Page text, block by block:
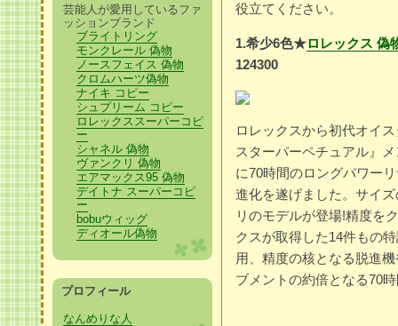
役立てください。
1.希少6色★ロレックス 偽
124300
ロレックスから初代オイ
スターパーペチュア­ル』
に70時間のロングパワー
進化を遂げました。サイ
リのモデルが登場!精度を
ク­スが取得した14件もの
用、精度の核となる­脱進
ブメントの約倍となる70
芸能人が愛用しているファ
ッションブランド
ブライトリング
モンクレール 偽物
ノースフェイス 偽物
クロムハーツ偽物
ナイキ コピー
シュプリーム コピー
ロレックススーパーコピ
ー
シャネル 偽物
ヴァンクリ 偽物
エアマックス95 偽物
デイトナ スーパーコピ
ー
bobuウィッグ
ディオール偽物
プロフィール
なんめりな人